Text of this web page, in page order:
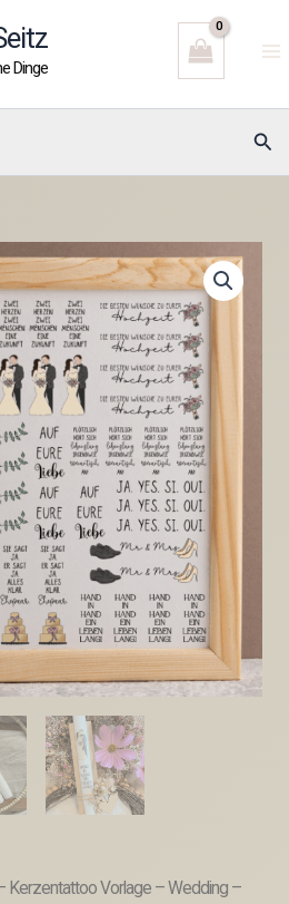
Dinge
Kerzentattoo Vorlage – Wedding –